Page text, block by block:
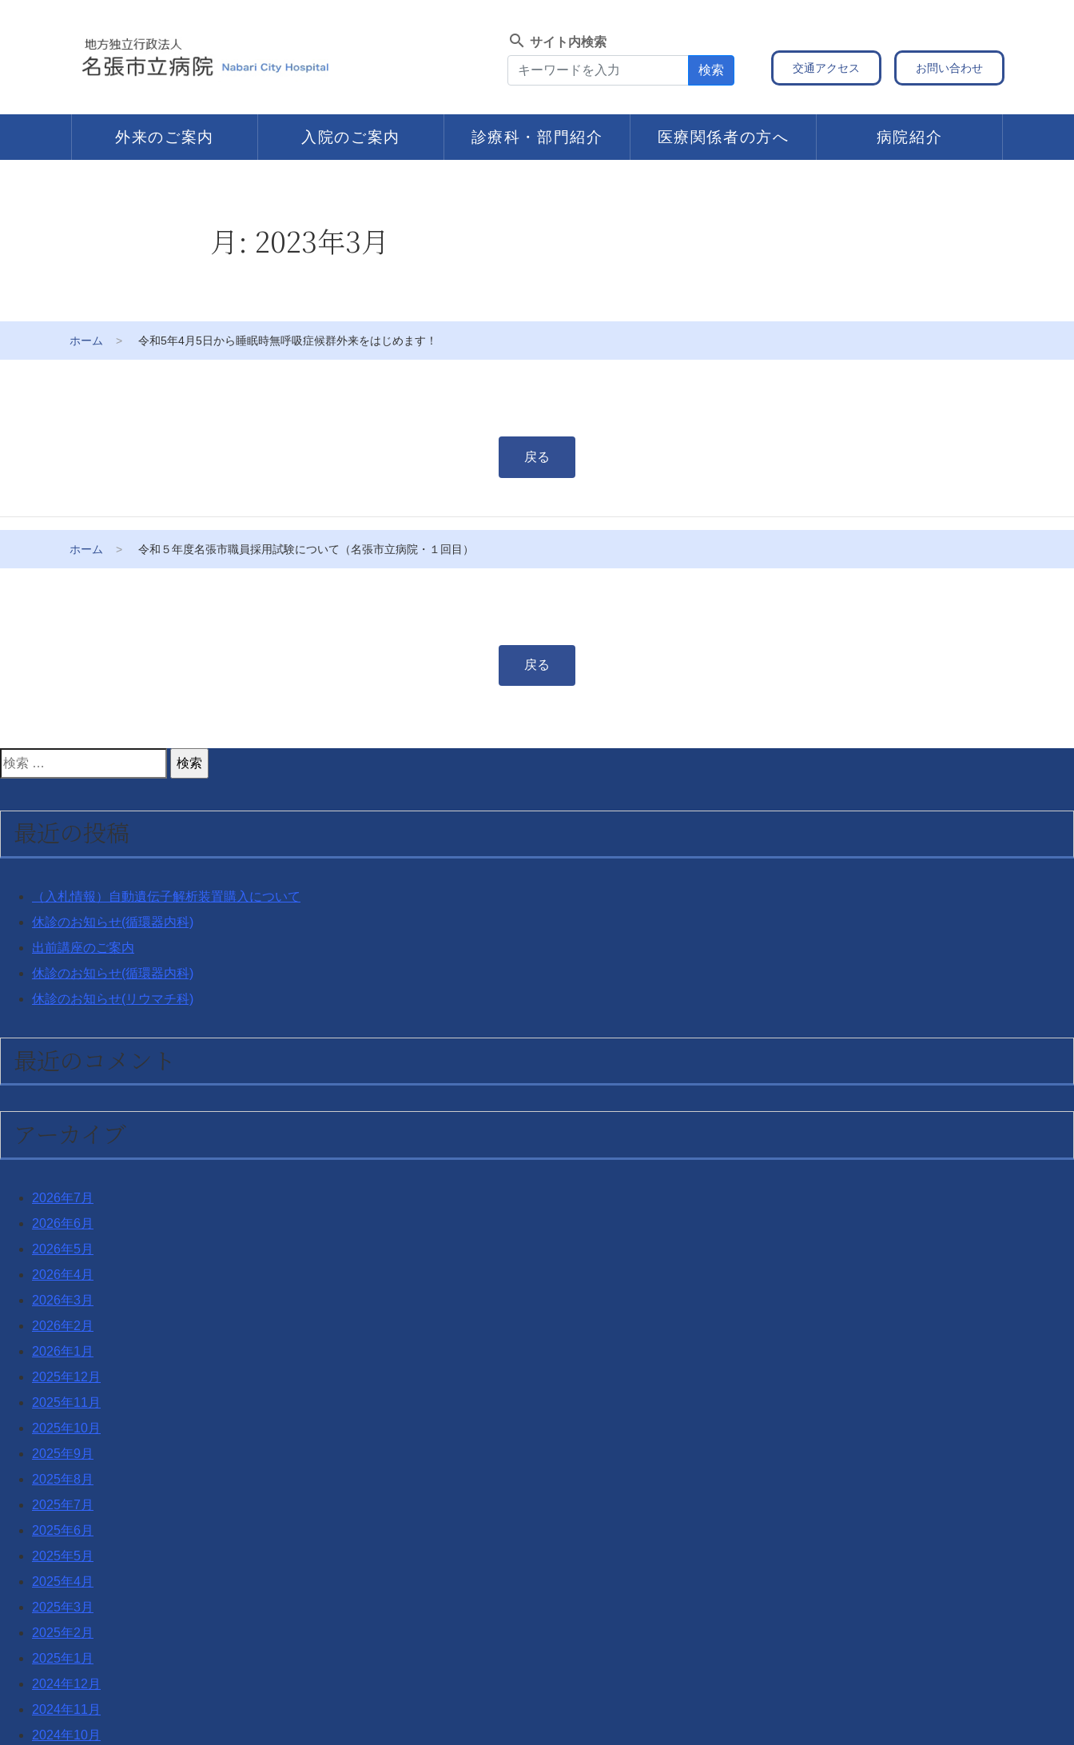
search サイト内検索
検索 交通アクセス お問い合わせ
外来のご案内 入院のご案内 診療科・部門紹介 医療関係者の方へ 病院紹介
月: 2023年3月
ホーム 令和5年4月5日から睡眠時無呼吸症候群外来をはじめます！
戻る
ホーム 令和５年度名張市職員採用試験について（名張市立病院・１回目）
戻る
検
対
最近の投稿
（入札情報）自動遺伝子解析装置購入について
休診のお知らせ(循環器内科)
出前講座のご案内
休診のお知らせ(循環器内科)
休診のお知らせ(リウマチ科)
最近のコメント
アーカイブ
2026年7月
2026年6月
2026年5月
2026年4月
2026年3月
2026年2月
2026年1月
2025年12月
2025年11月
2025年10月
2025年9月
2025年8月
2025年7月
2025年6月
2025年5月
2025年4月
2025年3月
2025年2月
2025年1月
2024年12月
2024年11月
2024年10月